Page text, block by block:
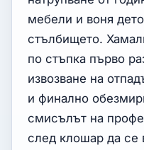
мебели и воня
стълбището.
по стъпка първо
извозване на
и финално
смисълът на
след клошар да се